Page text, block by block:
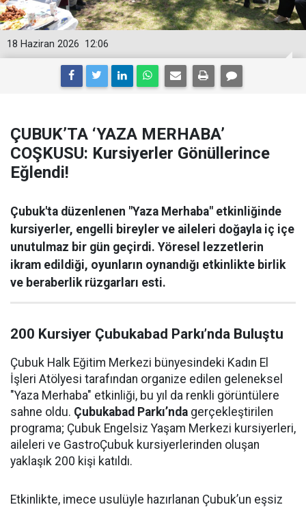
12:06
18 Haziran 2026
ÇUBUK’TA ‘YAZA MERHABA’
COŞKUSU: Kursiyerler Gönüllerince
Eğlendi!
Çubuk'ta düzenlenen "Yaza Merhaba" etkinliğinde
kursiyerler, engelli bireyler ve aileleri doğayla iç içe
unutulmaz bir gün geçirdi. Yöresel lezzetlerin
ikram edildiği, oyunların oynandığı etkinlikte birlik
ve beraberlik rüzgarları esti.
200 Kursiyer Çubukabad Parkı’nda Buluştu
Çubuk Halk Eğitim Merkezi bünyesindeki Kadın El
İşleri Atölyesi tarafından organize edilen geleneksel
"Yaza Merhaba" etkinliği, bu yıl da renkli görüntülere
sahne oldu. Çubukabad Parkı’nda gerçekleştirilen
programa; Çubuk Engelsiz Yaşam Merkezi kursiyerleri,
aileleri ve GastroÇubuk kursiyerlerinden oluşan
yaklaşık 200 kişi katıldı.
Etkinlikte, imece usulüyle hazırlanan Çubuk’un eşsiz